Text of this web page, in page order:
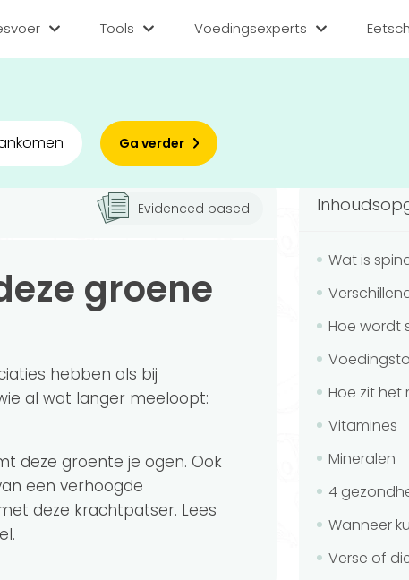
Gezond leven
Voeding
Tools
BMI berekenen
Caloriebehoefte berekenen
Ideale gewicht berekenen
Quiz
Voedingsexperts
Voor voedingsexperts
Bedrijf aanmelden
Ga verder
Evidenced based
groene
hebben als bij
al wat langer meeloopt:
deze groente je ogen. Ook
een verhoogde
deze krachtpatser. Lees
Wat is
Hoe wordt
Hoe zit het
Vitamines
Mineralen
4
Wanneer kun je
Verse of